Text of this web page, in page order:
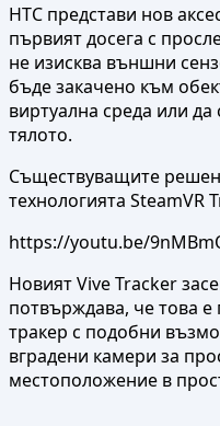
HTC представи нов
първият досега с
не изисква външни
бъде закачено към
виртуална среда или
тялото.
Съществуващите
технологията
https://youtu.be/
Новият Vive Tracker
потвърждава, че това
тракер с подобни
вградени камери за
местоположение в